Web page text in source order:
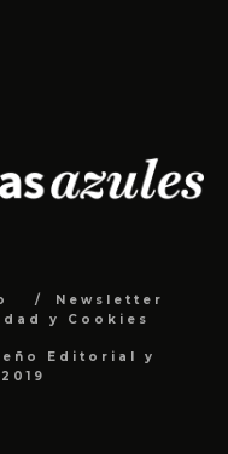
Newsletter
y Cookies
Editorial y